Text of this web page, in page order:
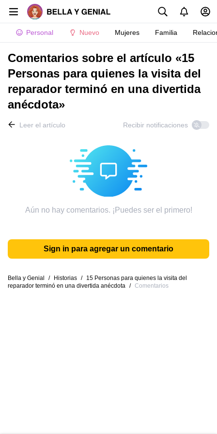
Personal Nuevo Mujeres Familia
Comentarios sobre el artículo «15
Personas para quienes la visita del
reparador terminó en una divertida
anécdota»
Leer el artículo Recibir notificaciones
Aún no hay comentarios. ¡Puedes ser el primero!
Sign in para agregar un comentario
Bella y Genial / Historias /
15 Personas para quienes la visita del
reparador terminó en una divertida anécdota / Comentarios